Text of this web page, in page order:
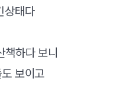
상태다
하다 보니
보이고